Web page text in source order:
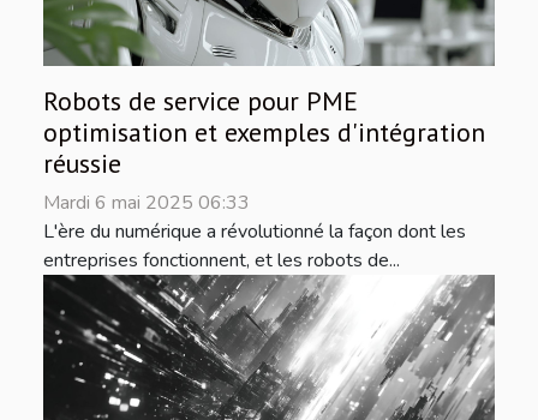
Robots de service pour PME
optimisation et exemples d'intégration
réussie
Mardi 6 mai 2025 06:33
L'ère du numérique a révolutionné la façon dont les
entreprises fonctionnent, et les robots de...